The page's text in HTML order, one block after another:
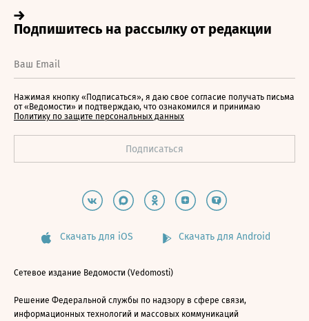
Нажимая кнопку «Подписаться», я даю свое согласие получать письма
от «Ведомости» и подтверждаю, что ознакомился и принимаю
Политику по защите персональных данных
Скачать для iOS Скачать для Android
Сетевое издание Ведомости (Vedomosti)
Решение Федеральной службы по надзору в сфере связи,
информационных технологий и массовых коммуникаций